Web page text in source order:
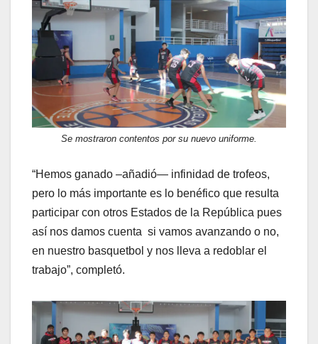
Se mostraron contentos por su nuevo uniforme.
“Hemos ganado –añadió— infinidad de trofeos,
pero lo más importante es lo benéfico que resulta
participar con otros Estados de la República pues
así nos damos cuenta si vamos avanzando o no,
en nuestro basquetbol y nos lleva a redoblar el
trabajo”, completó.